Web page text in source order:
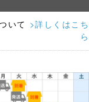
いて >詳しくはこち
ら